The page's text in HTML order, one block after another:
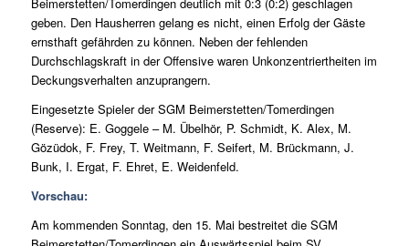
geben. Den Hausherren gelang es nicht, einen Erfolg der Gäste
ernsthaft gefährden zu können. Neben der fehlenden
Durchschlagskraft in der Offensive waren Unkonzentriertheiten im
Deckungsverhalten anzuprangern.
Eingesetzte Spieler der SGM Beimerstetten/Tomerdingen
(Reserve): E. Goggele – M. Übelhör, P. Schmidt, K. Alex, M.
Gözüdok, F. Frey, T. Weitmann, F. Seifert, M. Brückmann, J.
Bunk, I. Ergat, F. Ehret, E. Weidenfeld.
Vorschau:
Am kommenden Sonntag, den 15. Mai bestreitet die SGM